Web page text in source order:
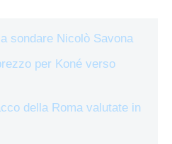
sondare Nicolò Savona
per Koné verso
della Roma valutate in